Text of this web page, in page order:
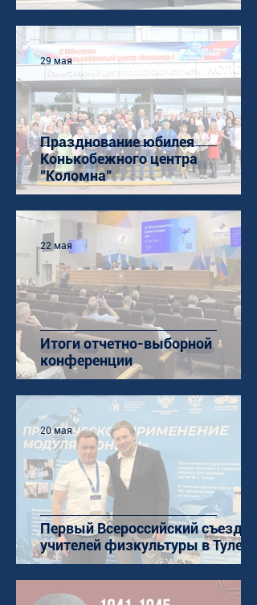
Празднование юбилея
Конькобежного центра
"Коломна"
29 мая
Итоги отчетно-выборной
конференции
22 мая
Первый Всероссийский съезд
учителей физкультуры в Туле
20 мая